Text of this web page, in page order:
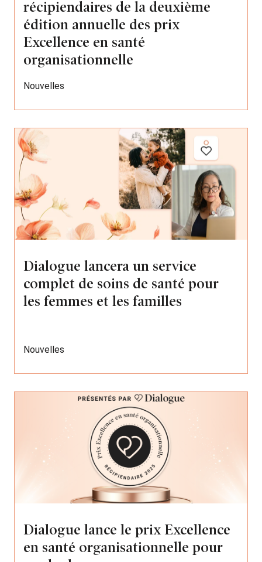
récipiendaires de la deuxième
édition annuelle des prix
Excellence en santé
organisationnelle
Nouvelles
Dialogue lancera un service
complet de soins de santé pour
les femmes et les familles
Nouvelles
Dialogue lance le prix Excellence
en santé organisationnelle pour